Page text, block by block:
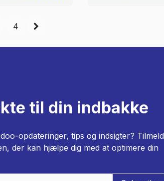
4
til din indbakke
opdateringer, tips og indsigter? Tilmeld
der kan hjælpe dig med at optimere din